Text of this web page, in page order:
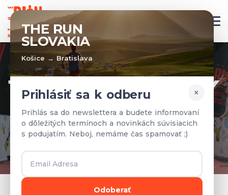
THE RUN
SLOVAKIA
Košice → Bratislava
×
Prihlásiť sa k odberu
Prihlás sa do newslettera a budete informovaní
o dôležitých termínoch a novinkách súvisiacich
s podujatím. Neboj, nemáme čas spamovať ;)
Odoberať
TÍMY A VÝSLEDKY
Prihlásené tímy a výsledky z
predchádzajúcich rokov.